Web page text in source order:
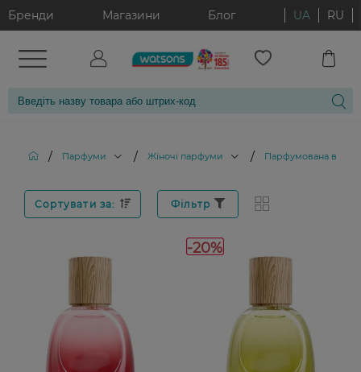
Бренди Магазини Блог UA RU
/ Парфуми / Жіночі парфуми / Парфумована вода
Сортувати за: Фільтр
-20%